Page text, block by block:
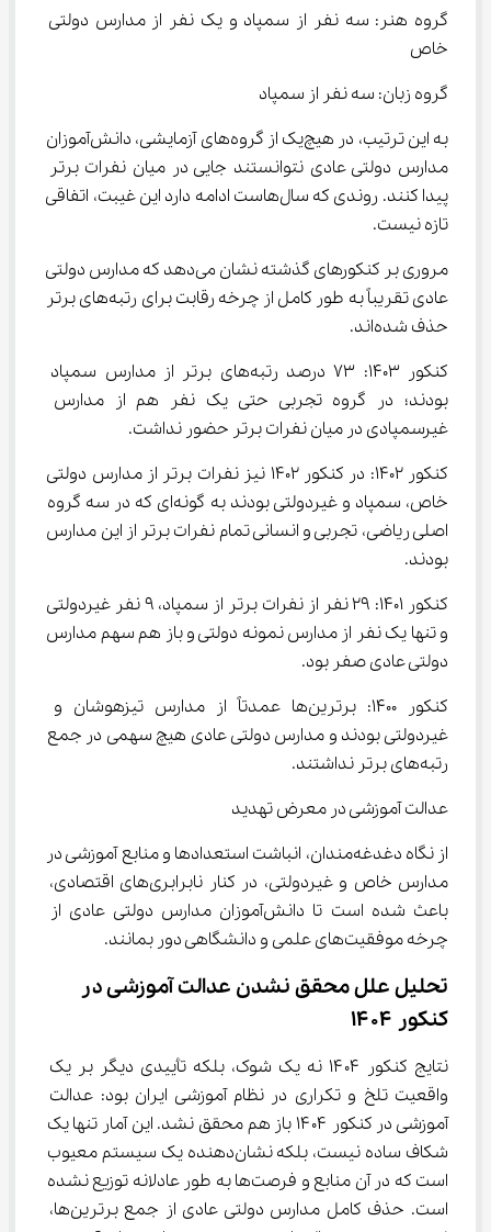
گروه هنر: سه نفر از سمپاد و یک نفر از مدارس دولتی
خاص
گروه زبان: سه نفر از سمپاد
به این ترتیب، در هیچ‌یک از گروه‌های آزمایشی، دانش‌آموزان
مدارس دولتی عادی نتوانستند جایی در میان نفرات برتر
پیدا کنند. روندی که سال‌هاست ادامه دارد این غیبت، اتفاقی
تازه نیست.
مروری بر کنکورهای گذشته نشان می‌دهد که مدارس دولتی
عادی تقریباً به طور کامل از چرخه رقابت برای رتبه‌های برتر
حذف شده‌اند.
کنکور 1403: 73 درصد رتبه‌های برتر از مدارس سمپاد
بودند؛ در گروه تجربی حتی یک نفر هم از مدارس
غیرسمپادی در میان نفرات برتر حضور نداشت.
کنکور 1402: در کنکور 1402 نیز نفرات برتر از مدارس دولتی
خاص، سمپاد و غیردولتی بودند به گونه‌ای که در سه گروه
اصلی ریاضی، تجربی و انسانی تمام نفرات برتر از این مدارس
بودند.
کنکور 1401: 29 نفر از نفرات برتر از سمپاد، 9 نفر غیردولتی
و تنها یک نفر از مدارس نمونه دولتی و باز هم سهم مدارس
دولتی عادی صفر بود.
کنکور 1400: برترین‌ها عمدتاً از مدارس تیزهوشان و
غیردولتی بودند و مدارس دولتی عادی هیچ سهمی در جمع
رتبه‌های برتر نداشتند.
عدالت آموزشی در معرض تهدید
از نگاه دغدغه‌مندان، انباشت استعدادها و منابع آموزشی در
مدارس خاص و غیردولتی، در کنار نابرابری‌های اقتصادی،
باعث شده است تا دانش‌آموزان مدارس دولتی عادی از
چرخه موفقیت‌های علمی و دانشگاهی دور بمانند.
تحلیل علل محقق نشدن عدالت آموزشی در
کنکور ۱۴۰۴
نتایج کنکور ۱۴۰۴ نه یک شوک، بلکه تأییدی دیگر بر یک
واقعیت تلخ و تکراری در نظام آموزشی ایران بود: عدالت
آموزشی در کنکور ۱۴۰۴ باز هم محقق نشد. این آمار تنها یک
شکاف ساده نیست، بلکه نشان‌دهنده یک سیستم معیوب
است که در آن منابع و فرصت‌ها به طور عادلانه توزیع نشده
است. حذف کامل مدارس دولتی عادی از جمع برترین‌ها،